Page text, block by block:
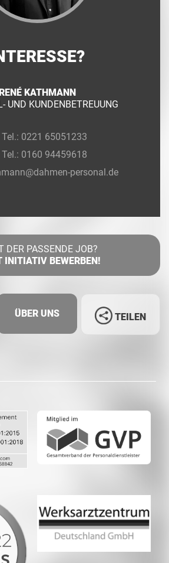
KATHMANN
UND KUNDENBETREUUNG
Tel.: 0221 65051233
Tel.: 0160 94459618
personal.de
DER PASSENDE JOB?
INITIATIV BEWERBEN!
ÜBER UNS
Whatsapp
TEILEN